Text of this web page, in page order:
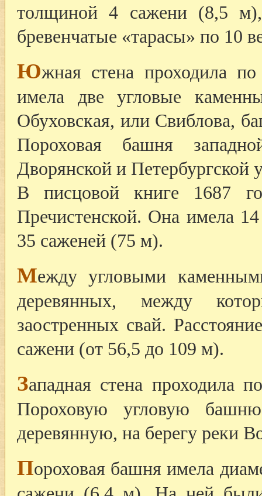
толщиной 4 сажени (8,5
бревенчатые «тарасы» по 10
Южная стена проходила
имела две угловые
Обуховская, или Свиблова,
Пороховая башня
Дворянской и Петербургской
В писцовой книге 1687
Пречистенской. Она имела
35 саженей (75 м).
Между угловыми
деревянных, между
заостренных свай.
сажени (от 56,5 до 109 м).
Западная стена проходила
Пороховую угловую
деревянную, на берегу реки
Пороховая башня имела